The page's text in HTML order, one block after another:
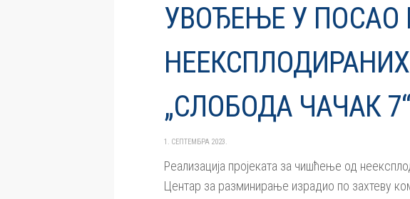
УВОЂЕЊЕ У
„СЛОБОДА ЧАЧАК
1. СЕПТЕМБРА 2023.
Реализација пројеката за чишћење од
Центар за разминирање израдио по захтеву